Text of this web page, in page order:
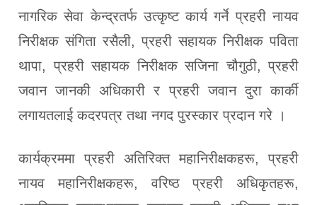
नागरिक सेवा केन्द्रतर्फ उत्कृष्ट कार्य गर्ने प्रहरी नायव
निरीक्षक संगिता रसैली, प्रहरी सहायक निरीक्षक पविता
थापा, प्रहरी सहायक निरीक्षक सजिना चौगुठी, प्रहरी
जवान जानकी अधिकारी र प्रहरी जवान दुरा कार्की
लगायतलाई कदरपत्र तथा नगद पुरस्कार प्रदान गरे ।
कार्यक्रममा प्रहरी अतिरिक्त महानिरीक्षकहरू, प्रहरी
नायव महानिरीक्षकहरू, वरिष्ठ प्रहरी अधिकृतहरू,